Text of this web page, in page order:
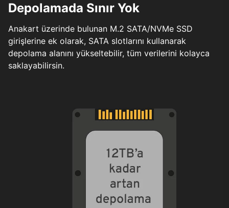
Depolamada Sınır Yok
Anakart üzerinde bulunan M.2 SATA/NVMe SSD
girişlerine ek olarak, SATA slotlarını kullanarak
depolama alanını yükseltebilir, tüm verilerini kolayca
saklayabilirsin.